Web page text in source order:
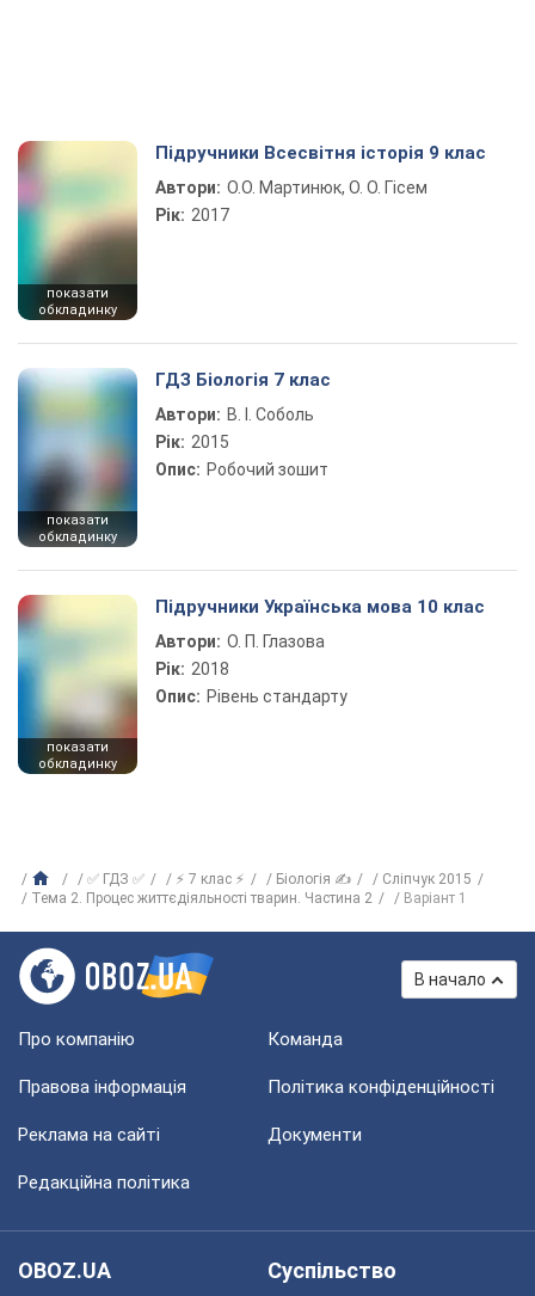
показати
обкладинку
Підручники Всесвітня історія 9 клас
Автори: О.О. Мартинюк, О. О. Гісем
Рік: 2017
показати
обкладинку
ГДЗ Біологія 7 клас
Автори: В. І. Соболь
Рік: 2015
Опис: Робочий зошит
показати
обкладинку
Підручники Українська мова 10 клас
Автори: О. П. Глазова
Рік: 2018
Опис: Рівень стандарту
✅ ГДЗ ✅ ⚡ 7 клас ⚡ Біологія ✍
Сліпчук 2015
Тема 2. Процес життєдіяльності тварин. Частина 2
Варіант 1
В начало
Про компанію Команда
Правова інформація Політика конфіденційності
Реклама на сайті Документи
Редакційна політика
OBOZ.UA
Суспільство